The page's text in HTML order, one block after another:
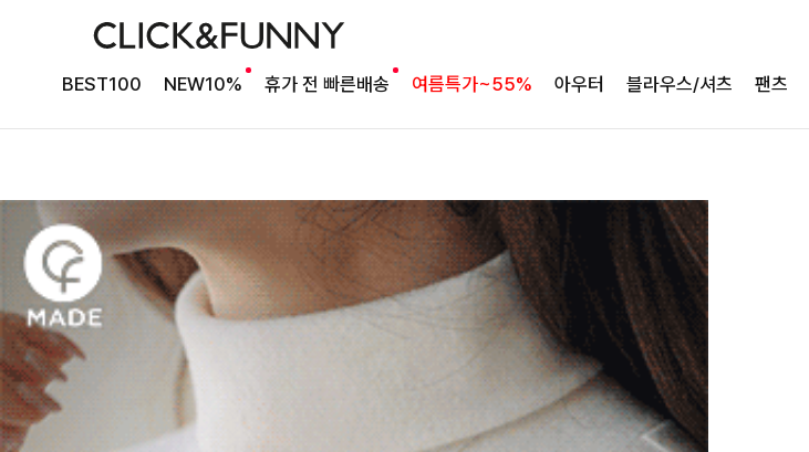
BEST100 NEW10% 휴가 전 빠른배송 여름특가~55% 아우터 블라우스/셔츠 팬츠